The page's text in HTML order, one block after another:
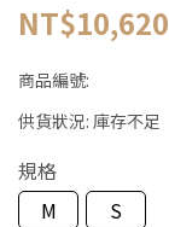
NT$10,620
商品編號:
供貨狀況: 庫存不足
規格
M
S